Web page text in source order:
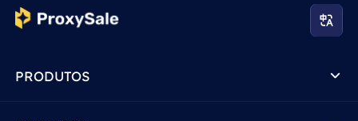
PRODUTOS